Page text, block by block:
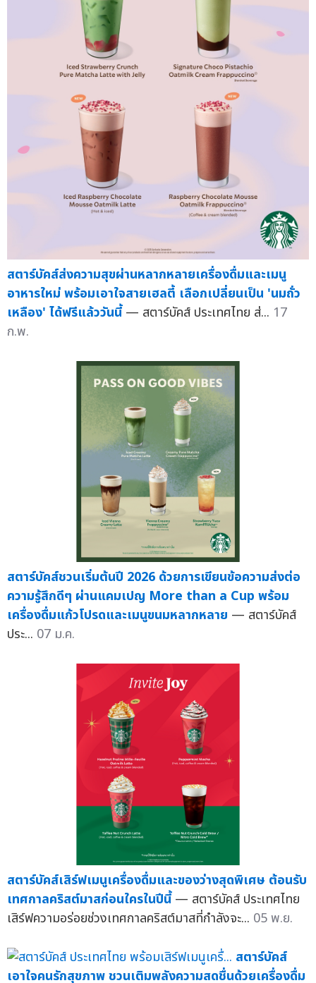
สตาร์บัคส์ส่งความสุขผ่านหลากหลายเครื่องดื่มและเมนู
อาหารใหม่ พร้อมเอาใจสายเฮลตี้ เลือกเปลี่ยนเป็น 'นมถั่ว
เหลือง' ได้ฟรีแล้ววันนี้ — สตาร์บัคส์ ประเทศไทย ส่... 17
ก.พ.
สตาร์บัคส์ชวนเริ่มต้นปี 2026 ด้วยการเขียนข้อความส่งต่อ
ความรู้สึกดีๆ ผ่านแคมเปญ More than a Cup พร้อม
เครื่องดื่มแก้วโปรดและเมนูขนมหลากหลาย — สตาร์บัคส์
ประ... 07 ม.ค.
สตาร์บัคส์เสิร์ฟเมนูเครื่องดื่มและของว่างสุดพิเศษ ต้อนรับ
เทศกาลคริสต์มาสก่อนใครในปีนี้ — สตาร์บัคส์ ประเทศไทย
เสิร์ฟความอร่อยช่วงเทศกาลคริสต์มาสที่กำลังจะ... 05 พ.ย.
สตาร์บัคส์
เอาใจคนรักสุขภาพ ชวนเติมพลังความสดชื่นด้วยเครื่องดื่ม